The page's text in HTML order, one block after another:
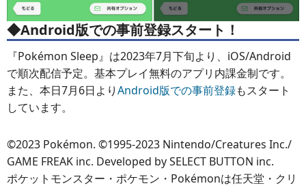
◆Android版での事前登録スタート！
『Pokémon Sleep』は2023年7月下旬より、iOS/Android
で順次配信予定。基本プレイ無料のアプリ内課金制です。
また、本日7月6日よりAndroid版での事前登録もスタート
しています。
©2023 Pokémon. ©1995-2023 Nintendo/Creatures Inc./
GAME FREAK inc. Developed by SELECT BUTTON inc.
ポケットモンスター・ポケモン・Pokémonは任天堂・クリ